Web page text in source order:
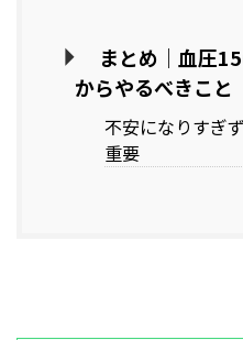
まとめ｜血圧
からやるべきこと
不安になりすぎ
重要